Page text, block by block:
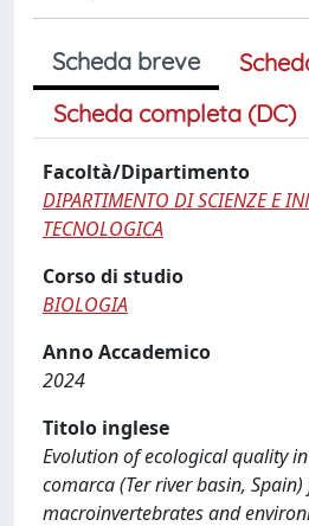
Scheda breve
Scheda completa (DC)
Facoltà/Dipartimento
DIPARTIMENTO DI SCIENZE E
TECNOLOGICA
Corso di studio
BIOLOGIA
Anno Accademico
2024
Titolo inglese
Evolution of ecological quality
comarca (Ter river basin,
macroinvertebrates and